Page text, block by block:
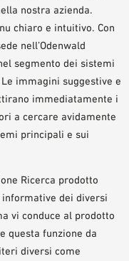
nostra azienda.
chiaro e intuitivo. Con
nell’Odenwald
segmento dei sistemi
immagini suggestive e
immediatamente i
a cercare avidamente
principali e sui
Ricerca prodotto
dei diversi
vi conduce al prodotto
questa funzione da
diversi come